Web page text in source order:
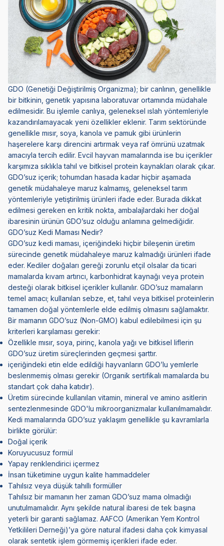
GDO (Genetiği Değiştirilmiş Organizma); bir canlının, genellikle
bir bitkinin, genetik yapısına laboratuvar ortamında müdahale
edilmesidir. Bu işlemle canlıya, geleneksel ıslah yöntemleriyle
kazandırılamayacak yeni özellikler eklenir. Tarım sektöründe
genellikle mısır, soya, kanola ve pamuk gibi ürünlerin
haşerelere karşı direncini artırmak veya raf ömrünü uzatmak
amacıyla tercih edilir. Evcil hayvan mamalarında ise bu içerikler
karşımıza sıklıkla tahıl ve bitkisel protein kaynakları olarak çıkar.
GDO’suz içerik; tohumdan hasada kadar hiçbir aşamada
genetik müdahaleye maruz kalmamış, geleneksel tarım
yöntemleriyle yetiştirilmiş ürünleri ifade eder. Burada dikkat
edilmesi gereken en kritik nokta, ambalajlardaki her doğal
ibaresinin ürünün GDO’suz olduğu anlamına gelmediğidir.
GDO’suz Kedi Maması Nedir?
GDO’suz kedi maması, içeriğindeki hiçbir bileşenin üretim
sürecinde genetik müdahaleye maruz kalmadığı ürünleri ifade
eder. Kediler doğaları gereği zorunlu etçil olsalar da ticari
mamalarda kıvam artırıcı, karbonhidrat kaynağı veya protein
desteği olarak bitkisel içerikler kullanılır. GDO’suz mamaların
temel amacı; kullanılan sebze, et, tahıl veya bitkisel proteinlerin
tamamen doğal yöntemlerle elde edilmiş olmasını sağlamaktır.
Bir mamanın GDO’suz (Non-GMO) kabul edilebilmesi için şu
kriterleri karşılaması gerekir:
Özellikle mısır, soya, pirinç, kanola yağı ve bitkisel liflerin
GDO’suz üretim süreçlerinden geçmesi şarttır.
içeriğindeki etin elde edildiği hayvanların GDO’lu yemlerle
beslenmemiş olması gerekir (Organik sertifikalı mamalarda bu
standart çok daha katıdır).
Üretim sürecinde kullanılan vitamin, mineral ve amino asitlerin
sentezlenmesinde GDO'lu mikroorganizmalar kullanılmamalıdır.
Kedi mamalarında GDO’suz yaklaşım genellikle şu kavramlarla
birlikte görülür:
Doğal içerik
Koruyucusuz formül
Yapay renklendirici içermez
İnsan tüketimine uygun kalite hammaddeler
Tahılsız veya düşük tahıllı formüller
Tahılsız bir mamanın her zaman GDO’suz mama olmadığı
unutulmamalıdır. Aynı şekilde natural ibaresi de tek başına
yeterli bir garanti sağlamaz. AAFCO (Amerikan Yem Kontrol
Yetkilileri Derneği)’ya göre natural ifadesi daha çok kimyasal
olarak sentetik işlem görmemiş içerikleri ifade eder.